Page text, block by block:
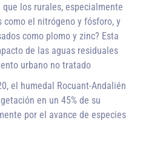
los rurales, especialmente
el nitrógeno y fósforo, y
como plomo y zinc? Esta
de las aguas residuales
urbano no tratado
el humedal Rocuant-Andalién
en un 45% de su
por el avance de especies